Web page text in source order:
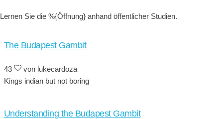
Lernen Sie die %{Öffnung} anhand öffentlicher Studien.
The Budapest Gambit
43
von lukecardoza
Kings indian but not boring
Understanding the Budapest Gambit